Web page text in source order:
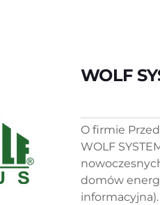
WOLF
O firmie
WOLF
domów